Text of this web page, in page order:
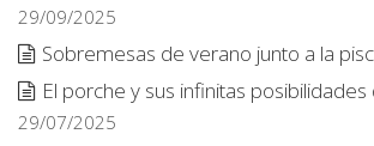
29/09/2025
Sobremesas de verano junto a la
El porche y sus infinitas
29/07/2025